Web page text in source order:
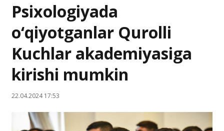
Psixologiyada
o‘qiyotganlar Qurolli
Kuchlar akademiyasiga
kirishi mumkin
22.04.2024 17:53